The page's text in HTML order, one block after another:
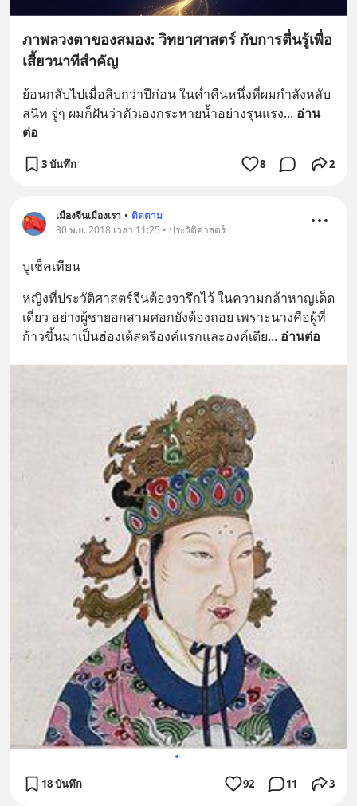
ภาพลวงตาของสมอง: วิทยาศาสตร์ กับการตื่นรู้เพื่อ
เสี้ยวนาทีสำคัญ
ย้อนกลับไปเมื่อสิบกว่าปีก่อน ในค่ำคืนหนึ่งที่ผมกำลังหลับ
สนิท จู่ๆ ผมก็ฝันว่าตัวเองกระหายน้ำอย่างรุนแรง... อ่าน
ต่อ
3 บันทึก 8 2
เมืองจีนเมืองเรา • ติดตาม
30 พ.ย. 2018 เวลา 11:25 • ประวัติศาสตร์
บูเช็คเทียน
หญิงที่ประวัติศาสตร์จีนต้องจารึกไว้ ในความกล้าหาญเด็ด
เดี่ยว อย่างผู้ชายอกสามศอกยังต้องถอย เพราะนางคือผู้ที่
ก้าวขึ้นมาเป็นฮ่องเต้สตรีองค์แรกและองค์เดีย... อ่านต่อ
18 บันทึก 92 11 3